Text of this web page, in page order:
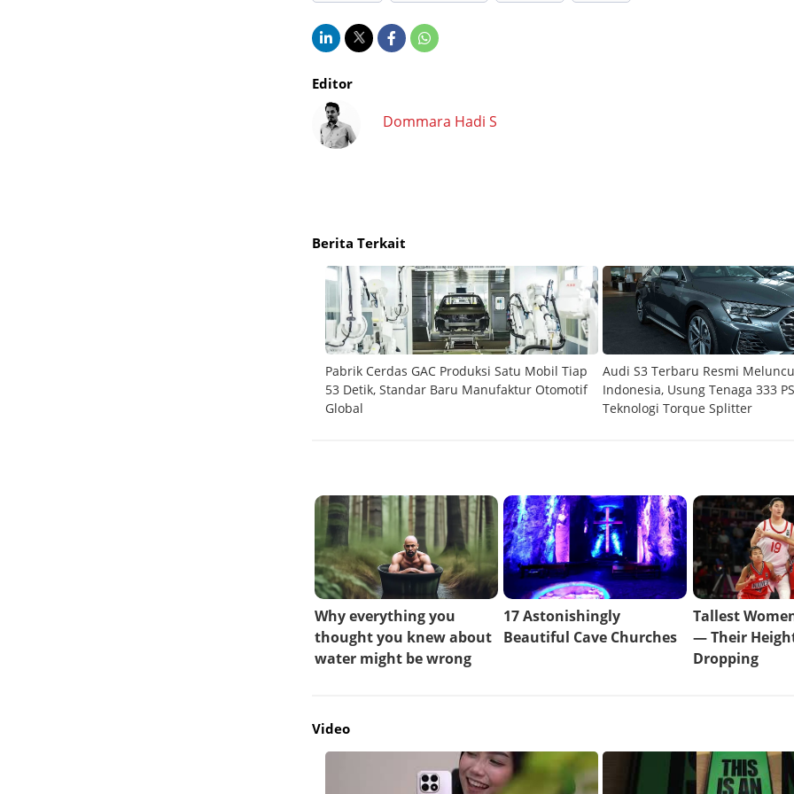
Editor
Dommara Hadi S
Berita Terkait
Pabrik Cerdas GAC Produksi Satu Mobil Tiap
53 Detik, Standar Baru Manufaktur Otomotif
Global
Audi S3 Terbaru Resmi
Indonesia, Usung Tenaga 333
Teknologi Torque Splitter
Video